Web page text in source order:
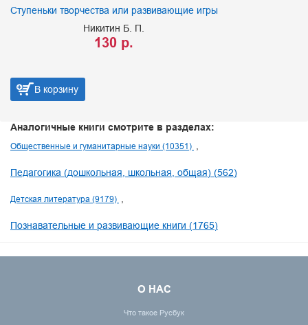
Ступеньки творчества или развивающие игры
Никитин Б. П.
130 р.
В корзину
Аналогичные книги смотрите в разделах:
Общественные и гуманитарные науки (10351)
Педагогика (дошкольная, школьная, общая) (562)
Детская литература (9179)
Познавательные и развивающие книги (1765)
О НАС
Что такое Русбук